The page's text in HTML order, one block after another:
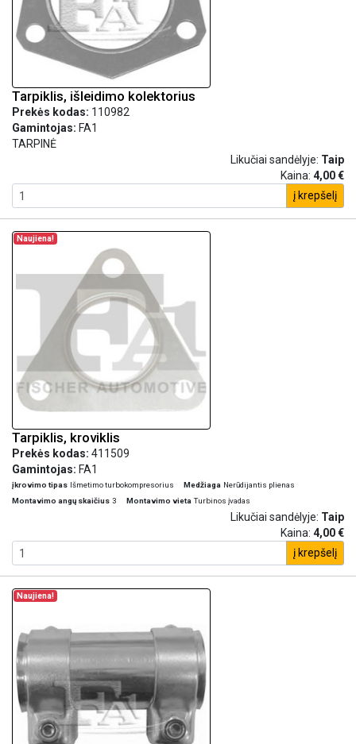
Tarpiklis, išleidimo kolektorius
Prekės kodas: 110982
Gamintojas: FA1
TARPINĖ
Likučiai sandėlyje: Taip
Kaina: 4,00 €
į krepšelį
Naujiena!
Tarpiklis, kroviklis
Prekės kodas: 411509
Gamintojas: FA1
įkrovimo tipas Išmetimo turbokompresorius Medžiaga Nerūdijantis plienas
Montavimo angų skaičius 3 Montavimo vieta Turbinos įvadas
Likučiai sandėlyje: Taip
Kaina: 4,00 €
į krepšelį
Naujiena!